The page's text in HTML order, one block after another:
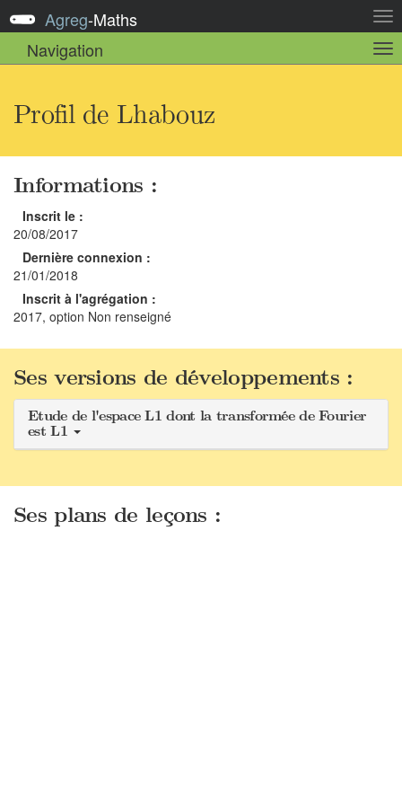
la
Agreg-Maths
Navigation
la
Profil de Lhabouz
Informations :
Inscrit le :
20/08/2017
Dernière connexion :
21/01/2018
Inscrit à l'agrégation :
2017, option Non renseigné
Ses versions de développements :
Etude de l'espace L1 dont la transformée de Fourier
est L1
Ses plans de leçons :